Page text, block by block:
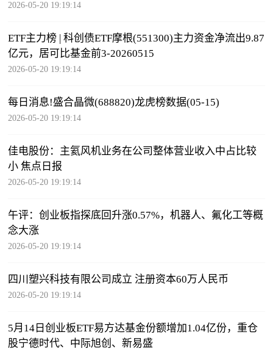
2026-05-20 19:19:14
ETF主力榜 | 科创债ETF摩根(551300)主力资金净流出9.87
亿元，居可比基金前3-20260515
2026-05-20 19:19:14
每日消息!盛合晶微(688820)龙虎榜数据(05-15)
2026-05-20 19:19:14
佳电股份：主氦风机业务在公司整体营业收入中占比较
小 焦点日报
2026-05-20 19:19:14
午评：创业板指探底回升涨0.57%，机器人、氟化工等概
念大涨
2026-05-20 19:19:14
四川塑兴科技有限公司成立 注册资本60万人民币
2026-05-20 19:19:14
5月14日创业板ETF易方达基金份额增加1.04亿份，重仓
股宁德时代、中际旭创、新易盛